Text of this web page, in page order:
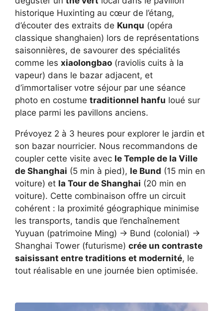
historique Huxinting au cœur de l’étang,
d’écouter des extraits de Kunqu (opéra
classique shanghaien) lors de représentations
saisonnières, de savourer des spécialités
comme les xiaolongbao (raviolis cuits à la
vapeur) dans le bazar adjacent, et
d’immortaliser votre séjour par une séance
photo en costume traditionnel hanfu loué sur
place parmi les pavillons anciens.
Prévoyez 2 à 3 heures pour explorer le jardin et
son bazar nourricier. Nous recommandons de
coupler cette visite avec le Temple de la Ville
de Shanghai (5 min à pied), le Bund (15 min en
voiture) et la Tour de Shanghai (20 min en
voiture). Cette combinaison offre un circuit
cohérent : la proximité géographique minimise
les transports, tandis que l’enchaînement
Yuyuan (patrimoine Ming) → Bund (colonial) →
Shanghai Tower (futurisme) crée un contraste
saisissant entre traditions et modernité, le
tout réalisable en une journée bien optimisée.